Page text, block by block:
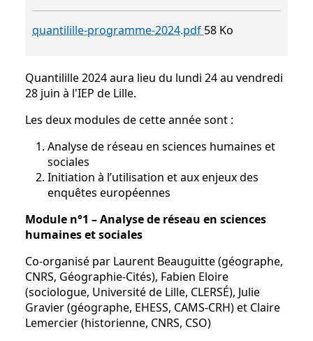
quantilille-programme-2024.pdf 58 Ko
Quantilille 2024 aura lieu du lundi 24 au vendredi
28 juin à l'IEP de Lille.
Les deux modules de cette année sont :
Analyse de réseau en sciences humaines et
sociales
Initiation à l’utilisation et aux enjeux des
enquêtes européennes
Module n°1 – Analyse de réseau en sciences
humaines et sociales
Co-organisé par Laurent Beauguitte (géographe,
CNRS, Géographie-Cités), Fabien Eloire
(sociologue, Université de Lille, CLERSÉ), Julie
Gravier (géographe, EHESS, CAMS-CRH) et Claire
Lemercier (historienne, CNRS, CSO)